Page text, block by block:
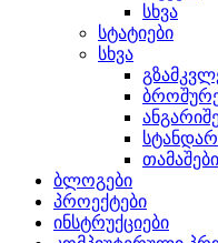
სხვა
სტატიები
სხვა
თამაშები
ბლოგები
პროექტები
ინსტრუქციები